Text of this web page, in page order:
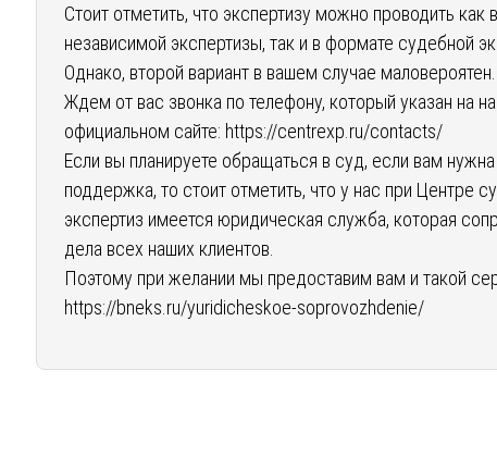
Стоит отметить, что экспертизу можно проводить как
независимой экспертизы, так и в формате судебной
Однако, второй вариант в вашем случае маловероятен.
Ждем от вас звонка по телефону, который указан на
официальном сайте: https://centrexp.ru/contacts/
Если вы планируете обращаться в суд, если вам
поддержка, то стоит отметить, что у нас при Центре
экспертиз имеется юридическая служба, которая
дела всех наших клиентов.
Поэтому при желании мы предоставим вам и такой
https://bneks.ru/yuridicheskoe-soprovozhdenie/